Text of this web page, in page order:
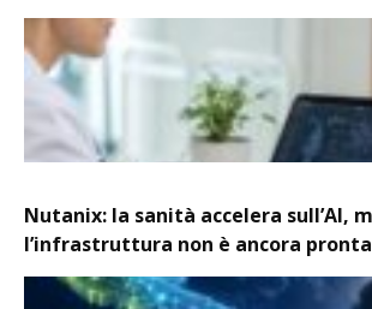
Nutanix: la sanità accelera sull’AI,
l’infrastruttura non è ancora pronta